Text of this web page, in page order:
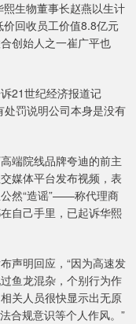
生物董事长赵燕以生计
回收员工价值8.8亿元
创始人之一崔广平也
21世纪经济报道记
处罚说明公司本身是没有
端院线品牌夸迪的前主
媒体平台发布视频，表
然“造谣”——称代理商
自己手里，已起诉华熙
明回应，“因为高速发
鱼龙混杂，个别行为作
关人员很快显示出无原
合规意识等个人作风。”